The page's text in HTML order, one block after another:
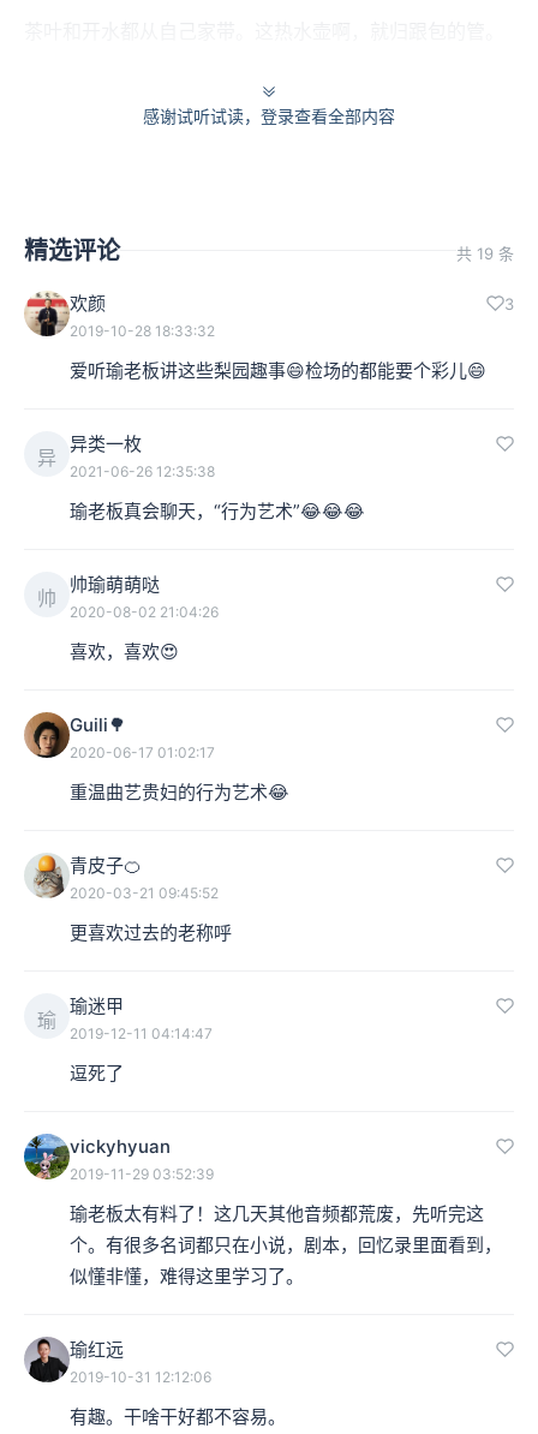
角儿上台前要喝水，到台上间歇时间也要喝水，咱们行话
但是可想而知，那个舞台上有多混乱。
我们在介绍京剧发展的过程中，有很多值得今天人尊敬和
借鉴的东西，同时也无法回避一些糟粕。比如刚才说到的
业发展中积极的因素，因为角儿的增多，也推动了戏曲各
行各业的整体繁荣。但也因为各工种人员素质良莠不齐，
本集编辑：Ro
感谢试听试读，登录查看全部内容
精选评论 共 19 条
欢颜 3
2019-10-28 18:33:32
爱听瑜老板讲这些梨园趣事😄检场的都能要个彩儿😄
异
异类一枚
2021-06-26 12:35:38
瑜老板真会聊天，“行为艺术”😂😂😂
帅
帅瑜萌萌哒
2020-08-02 21:04:26
喜欢，喜欢😍
Guili🌳
2020-06-17 01:02:17
重温曲艺贵妇的行为艺术😂
青皮子🍊
2020-03-21 09:45:52
更喜欢过去的老称呼
瑜
瑜迷甲
2019-12-11 04:14:47
逗死了
vickyhyuan
2019-11-29 03:52:39
瑜老板太有料了！这几天其他音频都荒废，先听完这
个。有很多名词都只在小说，剧本，回忆录里面看到，
似懂非懂，难得这里学习了。
瑜红远
2019-10-31 12:12:06
有趣。干啥干好都不容易。